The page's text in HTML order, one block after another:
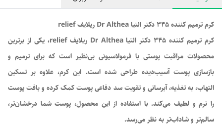
کرم ترمیم کننده 345 دکتر التیا Dr Althea ریلایف relief
کرم ترمیم کننده 345 دکتر التیا Dr Althea ریلایف relief، یکی از برترین
محصولات مراقبت پوستی با فرمولاسیونی بی‌نظیر است که برای ترمیم و
بازسازی پوست آسیب‌دیده طراحی شده است. این کرم، علاوه بر تسکین
التهاب، به تغذیه، آبرسانی و تقویت سد دفاعی پوست کمک کرده و بافت پوست
را نرم و لطیف می‌کند. با استفاده از این محصول، پوست شما درخشان‌تر،
سالم‌تر و شاداب‌تر به نظر می‌رسد.